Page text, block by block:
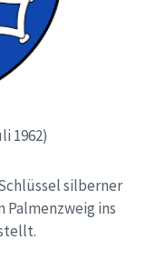
1962)
silberner
Palmenzweig ins